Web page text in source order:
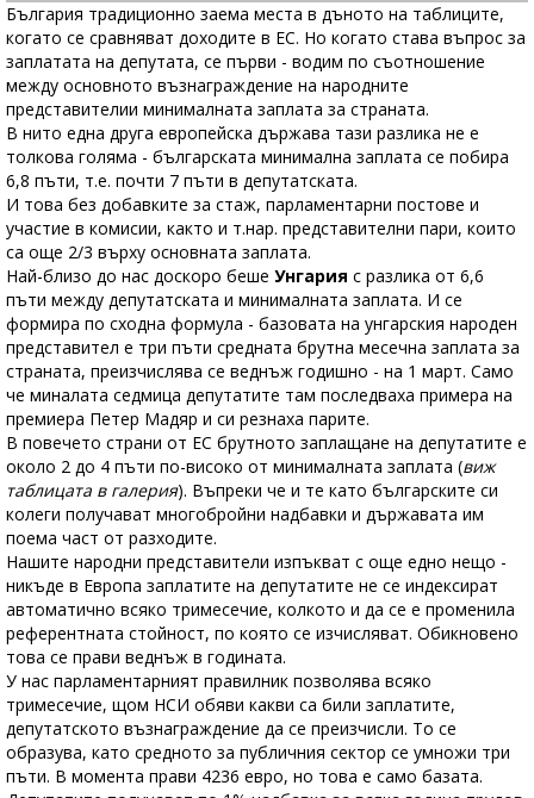
България традиционно заема места в дъното на таблиците,
когато се сравняват доходите в ЕС. Но когато става въпрос за
заплатата на депутата, се първи - водим по съотношение
между основното възнаграждение на народните
представителии минималната заплата за страната.
В нито една друга европейска държава тази разлика не е
толкова голяма - българската минимална заплата се побира
6,8 пъти, т.е. почти 7 пъти в депутатската.
И това без добавките за стаж, парламентарни постове и
участие в комисии, както и т.нар. представителни пари, които
са още 2/3 върху основната заплата.
Най-близо до нас доскоро беше Унгария с разлика от 6,6
пъти между депутатската и минималната заплата. И се
формира по сходна формула - базовата на унгарския народен
представител е три пъти средната брутна месечна заплата за
страната, преизчислява се веднъж годишно - на 1 март. Само
че миналата седмица депутатите там последваха примера на
премиера Петер Мадяр и си резнаха парите.
В повечето страни от ЕС брутното заплащане на депутатите е
около 2 до 4 пъти по-високо от минималната заплата (виж
таблицата в галерия). Въпреки че и те като българските си
колеги получават многобройни надбавки и държавата им
поема част от разходите.
Нашите народни представители изпъкват с още едно нещо -
никъде в Европа заплатите на депутатите не се индексират
автоматично всяко тримесечие, колкото и да се е променила
референтната стойност, по която се изчисляват. Обикновено
това се прави веднъж в годината.
У нас парламентарният правилник позволява всяко
тримесечие, щом НСИ обяви какви са били заплатите,
депутатското възнаграждение да се преизчисли. То се
образува, като средното за публичния сектор се умножи три
пъти. В момента прави 4236 евро, но това е само базата.